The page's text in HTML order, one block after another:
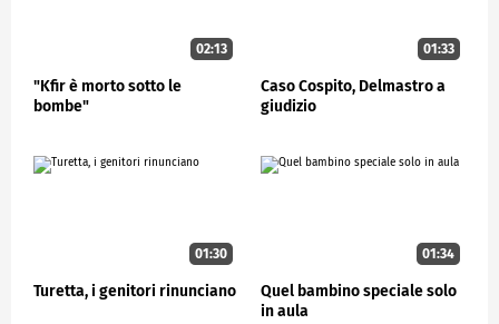
02:13
"Kfir è morto sotto le
bombe"
01:33
Caso Cospito, Delmastro a
giudizio
01:30
Turetta, i genitori rinunciano
01:34
Quel bambino speciale solo
in aula